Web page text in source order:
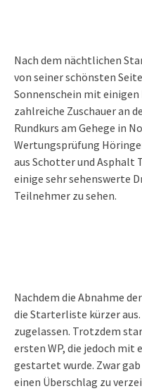
Nach dem nächtlichen
von seiner schönsten
Sonnenschein mit
zahlreiche Zuschauer an
Rundkurs am Gehege in
Wertungsprüfung
aus Schotter und Asphalt
einige sehr sehenswerte
Teilnehmer zu sehen.
Nachdem die Abnahme
die Starterliste kürzer
zugelassen. Trotzdem
ersten WP, die jedoch mit
gestartet wurde. Zwar gab
einen Überschlag zu